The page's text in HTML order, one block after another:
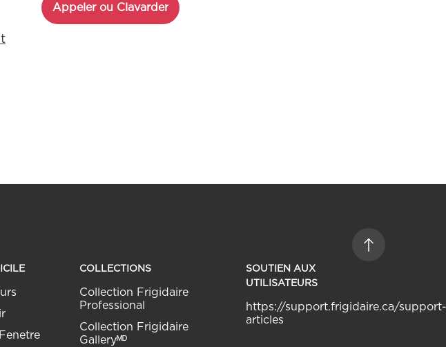
Appeler ou Clavarder
COLLECTIONS
Collection Frigidaire
Professional
Collection Frigidaire
Galleryᴹᴰ
SOUTIEN AUX
UTILISATEURS
https://support.frigidaire.ca/
articles